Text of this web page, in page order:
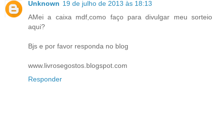
Unknown 19 de julho de 2013 às 18:13
AMei a caixa mdf,como faço para divulgar meu sorteio
aqui?
Bjs e por favor responda no blog
www.livrosegostos.blogspot.com
Responder